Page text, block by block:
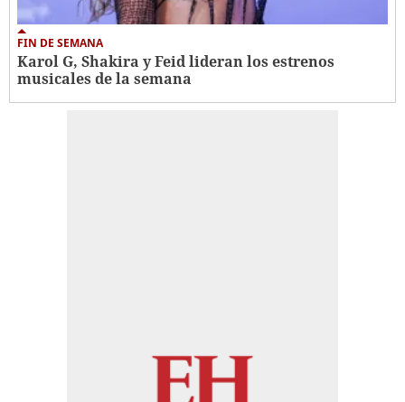
FIN DE SEMANA
Karol G, Shakira y Feid lideran los estrenos
musicales de la semana